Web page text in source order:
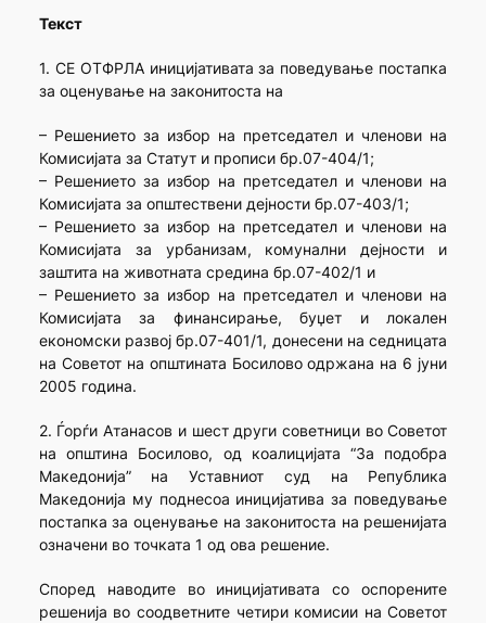
Текст
1. СЕ ОТФРЛА иницијативата за поведување постапка
за оценување на законитоста на
– Решението за избор на претседател и членови на
Комисијата за Статут и прописи бр.07-404/1;
– Решението за избор на претседател и членови на
Комисијата за општествени дејности бр.07-403/1;
– Решението за избор на претседател и членови на
Комисијата за урбанизам, комунални дејности и
заштита на животната средина бр.07-402/1 и
– Решението за избор на претседател и членови на
Комисијата за финансирање, буџет и локален
економски развој бр.07-401/1, донесени на седницата
на Советот на општината Босилово одржана на 6 јуни
2005 година.
2. Ѓорѓи Атанасов и шест други советници во Советот
на општина Босилово, од коалицијата “За подобра
Македонија” на Уставниот суд на Република
Македонија му поднесоа иницијатива за поведување
постапка за оценување на законитоста на решенијата
означени во точката 1 од ова решение.
Според наводите во иницијативата со оспорените
решенија во соодветните четири комисии на Советот